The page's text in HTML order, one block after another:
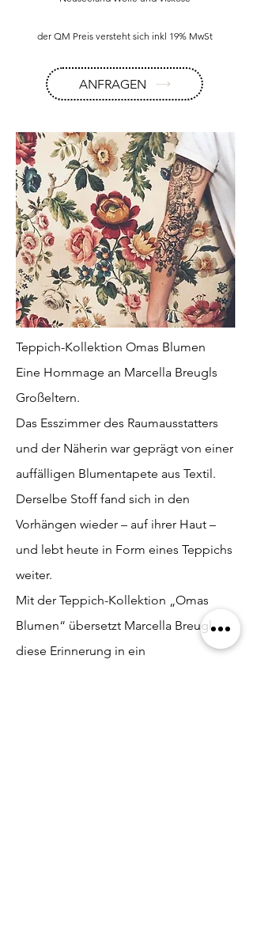
der QM Preis versteht sich inkl 19% MwSt
ANFRAGEN
Teppich-Kollektion Omas Blumen
Eine Hommage an Marcella Breugls
Großeltern.
Das Esszimmer des Raumausstatters
und der Näherin war geprägt von einer
auffälligen Blumentapete aus Textil.
Derselbe Stoff fand sich in den
Vorhängen wieder – auf ihrer Haut –
und lebt heute in Form eines Teppichs
weiter.
Mit der Teppich-Kollektion „Omas
Blumen“ übersetzt Marcella Breugl
diese Erinnerung in ein